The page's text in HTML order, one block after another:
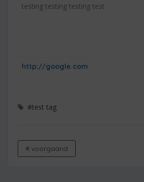
testing testing testing test
http://google.com
#test tag
voorgaand